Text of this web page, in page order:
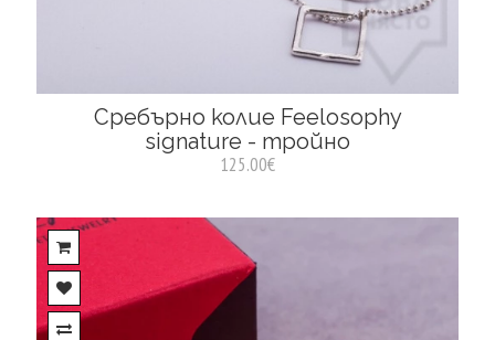
Сребърно колие Feelosophy
signature - тройно
125.00€